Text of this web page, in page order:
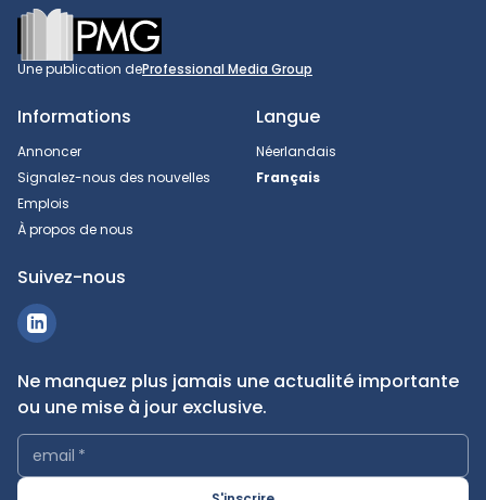
Footer
Une publication deProfessional Media Group
Informations
Annoncer
Signalez-nous des nouvelles
Emplois
À propos de nous
Langue
Néerlandais
Français
Suivez-nous
Ne manquez plus jamais une actualité importante
ou une mise à jour exclusive.
email *